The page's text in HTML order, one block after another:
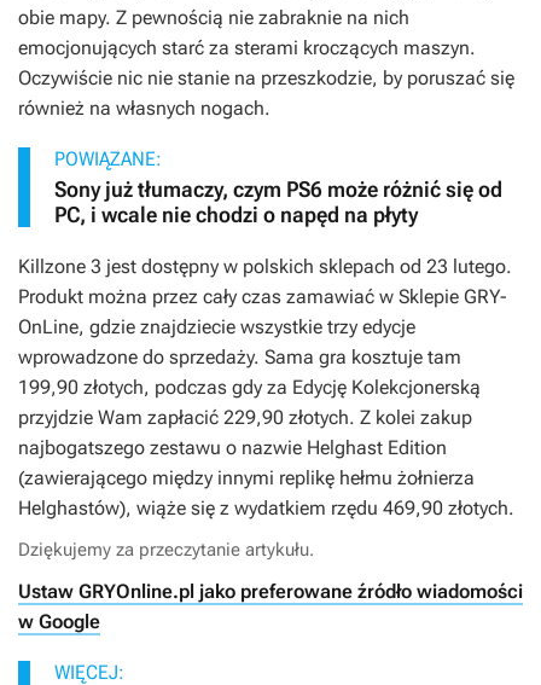
obie mapy. Z pewnością nie zabraknie na nich
emocjonujących starć za sterami kroczących maszyn.
Oczywiście nic nie stanie na przeszkodzie, by poruszać się
również na własnych nogach.
POWIĄZANE:
Sony już tłumaczy, czym PS6 może różnić się od
PC, i wcale nie chodzi o napęd na płyty
Killzone 3 jest dostępny w polskich sklepach od 23 lutego.
Produkt można przez cały czas zamawiać w Sklepie GRY-
OnLine, gdzie znajdziecie wszystkie trzy edycje
wprowadzone do sprzedaży. Sama gra kosztuje tam
199,90 złotych, podczas gdy za Edycję Kolekcjonerską
przyjdzie Wam zapłacić 229,90 złotych. Z kolei zakup
najbogatszego zestawu o nazwie Helghast Edition
(zawierającego między innymi replikę hełmu żołnierza
Helghastów), wiąże się z wydatkiem rzędu 469,90 złotych.
Dziękujemy za przeczytanie artykułu.
Ustaw GRYOnline.pl jako preferowane źródło wiadomości
w Google
WIĘCEJ: